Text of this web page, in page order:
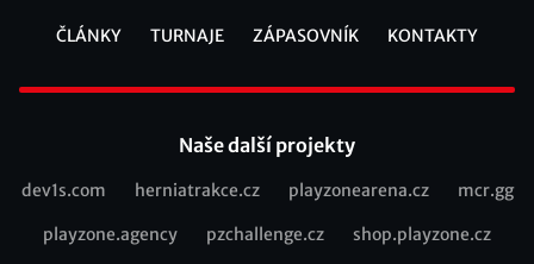
ČLÁNKY TURNAJE ZÁPASOVNÍK KONTAKTY
Naše další projekty
Recommended
dev1s.com herniatrakce.cz playzonearena.cz mcr.gg
playzone.agency pzchallenge.cz shop.playzone.cz